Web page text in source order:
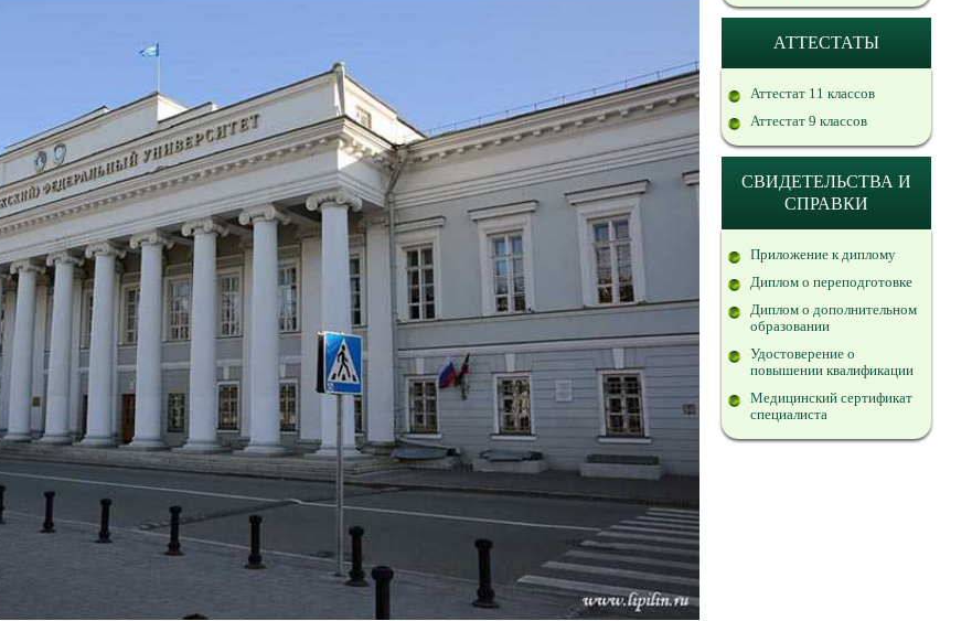
АТТЕСТАТЫ
Аттестат 11 классов
Аттестат 9 классов
СВИДЕТЕЛЬСТВА И
СПРАВКИ
Приложение к диплому
Диплом о переподготовке
Диплом о дополнительном
образовании
Удостоверение о
повышении квалификации
Медицинский сертификат
специалиста